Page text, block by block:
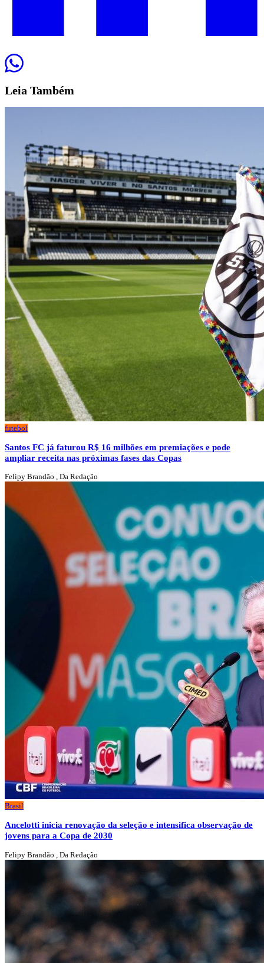
Leia Também
futebol
Santos FC já faturou R$ 16 milhões em premiações e pode
ampliar receita nas próximas fases das Copas
Felipy Brandão , Da Redação
Brasil
Ancelotti inicia renovação da seleção e intensifica observação de
jovens para a Copa de 2030
Felipy Brandão , Da Redação